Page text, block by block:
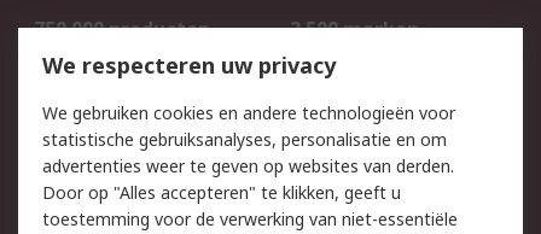
750.000 producten
2.500 merken
Bestellen
Inkoopoplossingen
Track & Trace
Wettelijk
We respecteren uw privacy
We gebruiken cookies en andere technologieën voor
statistische gebruiksanalyses, personalisatie en om
advertenties weer te geven op websites van derden.
Door op "Alles accepteren" te klikken, geeft u
toestemming voor de verwerking van niet-essentiële